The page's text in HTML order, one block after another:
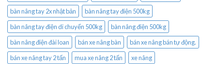
bàn nâng tay 2x nhật bản
bàn nâng tay điện 500kg
bàn nâng tay điện di chuyển 500kg
bàn nâng điện 500kg
bàn nâng điện đài loan
bán xe nâng bàn
bán xe nâng bán tự động.
bán xe nâng tay 2 tấn
mua xe nâng 2 tấn
xe nâng